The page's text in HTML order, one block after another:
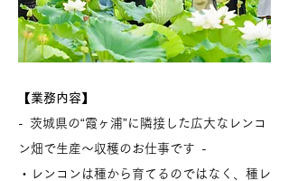
【業務内容】
- 茨城県の“霞ヶ浦”に隣接した広大なレンコ
ン畑で生産～収穫のお仕事です -
・レンコンは種から育てるのではなく、種レ